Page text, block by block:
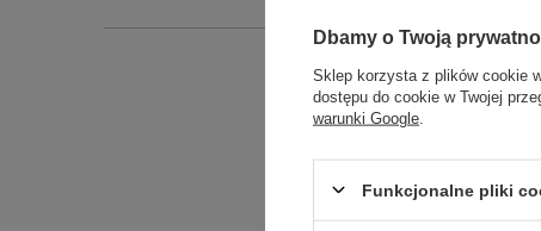
Dbamy o Twoją
Sklep korzysta z plików cookie
dostępu do cookie w Twojej
warunki Google
Funkcjonalne pliki